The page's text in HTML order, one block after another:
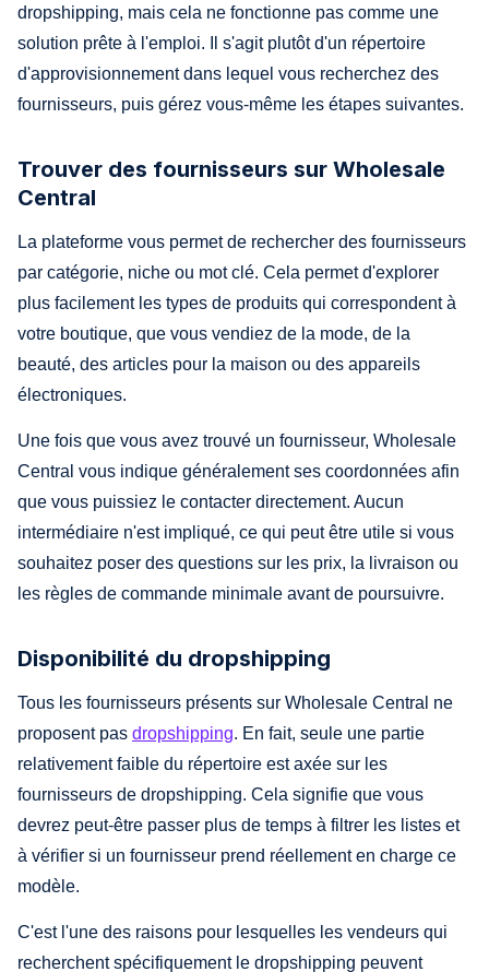
dropshipping, mais cela ne fonctionne pas comme une
solution prête à l'emploi. Il s'agit plutôt d'un répertoire
d'approvisionnement dans lequel vous recherchez des
fournisseurs, puis gérez vous-même les étapes suivantes.
Trouver des fournisseurs sur Wholesale
Central
La plateforme vous permet de rechercher des fournisseurs
par catégorie, niche ou mot clé. Cela permet d'explorer
plus facilement les types de produits qui correspondent à
votre boutique, que vous vendiez de la mode, de la
beauté, des articles pour la maison ou des appareils
électroniques.
Une fois que vous avez trouvé un fournisseur, Wholesale
Central vous indique généralement ses coordonnées afin
que vous puissiez le contacter directement. Aucun
intermédiaire n'est impliqué, ce qui peut être utile si vous
souhaitez poser des questions sur les prix, la livraison ou
les règles de commande minimale avant de poursuivre.
Disponibilité du dropshipping
Tous les fournisseurs présents sur Wholesale Central ne
proposent pas dropshipping. En fait, seule une partie
relativement faible du répertoire est axée sur les
fournisseurs de dropshipping. Cela signifie que vous
devrez peut-être passer plus de temps à filtrer les listes et
à vérifier si un fournisseur prend réellement en charge ce
modèle.
C'est l'une des raisons pour lesquelles les vendeurs qui
recherchent spécifiquement le dropshipping peuvent